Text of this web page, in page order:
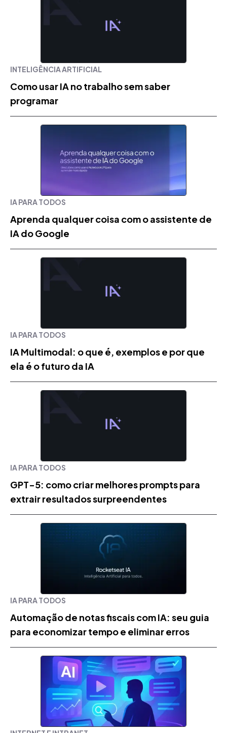
INTELIGÊNCIA ARTIFICIAL
Como usar IA no trabalho sem saber
programar
IA PARA TODOS
Aprenda qualquer coisa com o assistente de
IA do Google
IA PARA TODOS
IA Multimodal: o que é, exemplos e por que
ela é o futuro da IA
IA PARA TODOS
GPT-5: como criar melhores prompts para
extrair resultados surpreendentes
IA PARA TODOS
Automação de notas fiscais com IA: seu guia
para economizar tempo e eliminar erros